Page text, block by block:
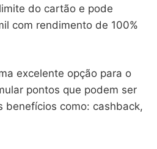
do cartão e pode
com rendimento de 100%
excelente opção para o
pontos que podem ser
benefícios como: cashback,